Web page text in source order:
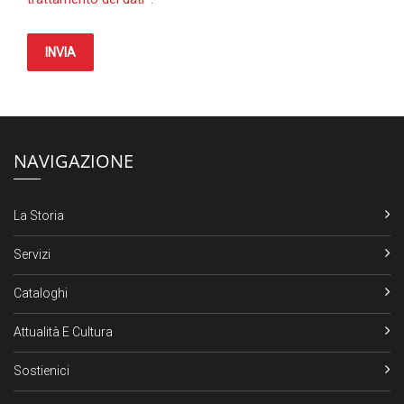
INVIA
NAVIGAZIONE
La Storia
Servizi
Cataloghi
Attualità E Cultura
Sostienici